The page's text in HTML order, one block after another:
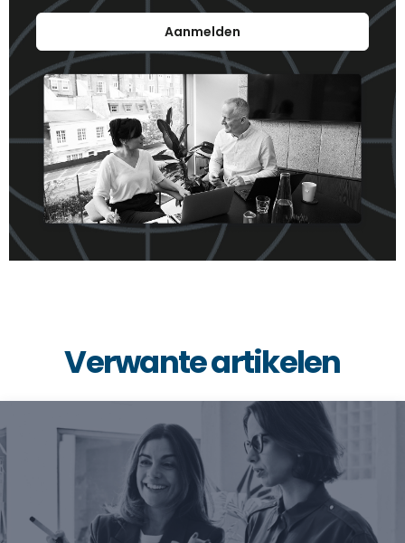
Aanmelden
Verwante artikelen